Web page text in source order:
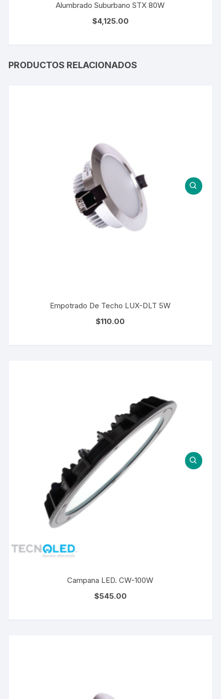
Alumbrado Suburbano STX 80W
$4,125.00
PRODUCTOS RELACIONADOS
Empotrado De Techo LUX-DLT 5W
$110.00
Campana LED. CW-100W
$545.00